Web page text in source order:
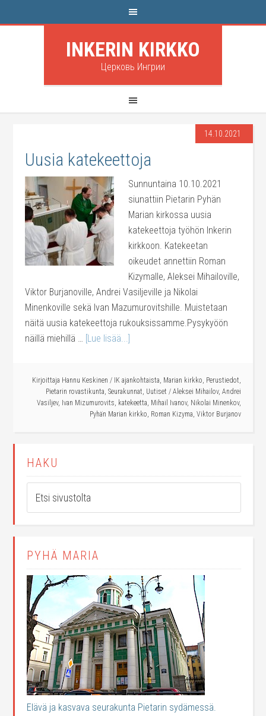
INKERIN KIRKKO
Церковь Ингрии
14.10.2021
Uusia katekeettoja
Sunnuntaina 10.10.2021
siunattiin Pietarin Pyhän
Marian kirkossa uusia
katekeettoja työhön Inkerin
kirkkoon. Katekeetan
oikeudet annettiin Roman
Kizymalle, Aleksei Mihailoville,
Viktor Burjanoville, Andrei Vasiljeville ja Nikolai
Minenkoville sekä Ivan Mazumurovitshille. Muistetaan
näitä uusia katekeettoja rukouksissamme.Pysykyöön
näillä miehillä … [Lue lisää...]
Kirjoittaja Hannu Keskinen / IK ajankohtaista, Marian kirkko, Perustiedot,
Pietarin rovastikunta, Seurakunnat, Uutiset / Aleksei Mihailov, Andrei
Vasiljev, Ivan Mizumurovits, katekeetta, Mihail Ivanov, Nikolai Minenkov,
Pyhän Marian kirkko, Roman Kizyma, Viktor Burjanov
HAKU
PYHÄ MARIA
Elävä ja kasvava seurakunta Pietarin sydämessä.